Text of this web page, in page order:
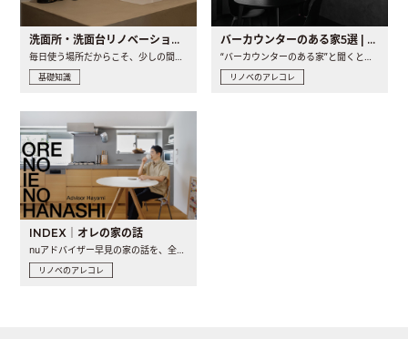
洗面所・洗面台リノベーションの事例と間取りアイデア
基礎知識
バーカウンターのある家5選 | 日常に馴染む“距離の近い”キッチンとは
リノベのアレコレ
INDEX｜オレの家の話
nuアドバイザー早見の家の話を、全4話でお届け。リノベーションを..
リノベのアレコレ